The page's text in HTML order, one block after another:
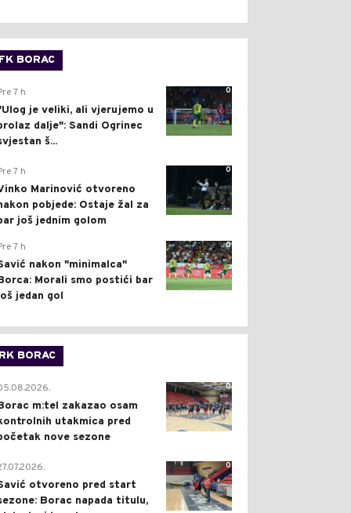
FK BORAC
0
7 h
je veliki, ali vjerujemo u
dalje": Sandi Ogrinec
š...
0
7 h
Marinović otvoreno
pobjede: Ostaje žal za
još jednim golom
0
7 h
nakon "minimalca"
Morali smo postići bar
jedan gol
RK BORAC
0
m:tel zakazao osam
utakmica pred
nove sezone
0
otvoreno pred start
Borac napada titulu,